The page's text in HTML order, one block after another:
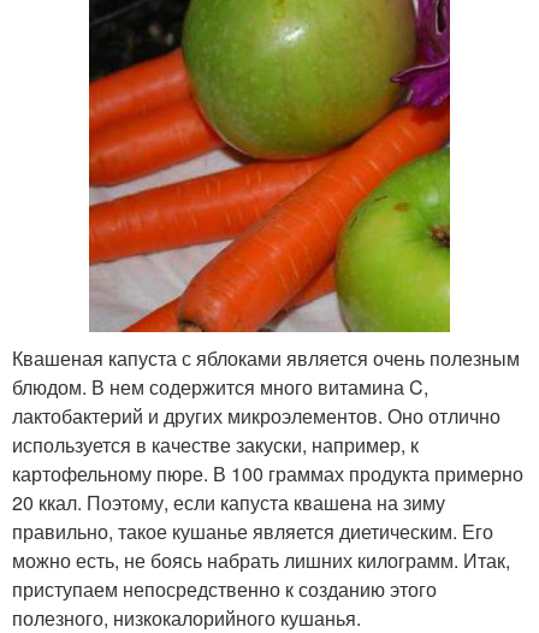
Квашеная капуста с яблоками является очень полезным
блюдом. В нем содержится много витамина C,
лактобактерий и других микроэлементов. Оно отлично
используется в качестве закуски, например, к
картофельному пюре. В 100 граммах продукта примерно
20 ккал. Поэтому, если капуста квашена на зиму
правильно, такое кушанье является диетическим. Его
можно есть, не боясь набрать лишних килограмм. Итак,
приступаем непосредственно к созданию этого
полезного, низкокалорийного кушанья.